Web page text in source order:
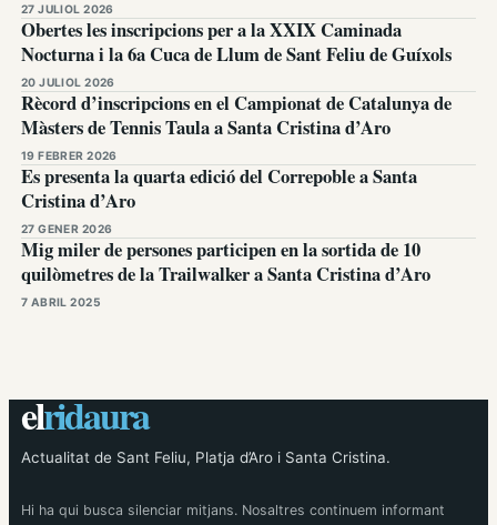
27 JULIOL 2026
Obertes les inscripcions per a la XXIX Caminada
Nocturna i la 6a Cuca de Llum de Sant Feliu de Guíxols
20 JULIOL 2026
Rècord d’inscripcions en el Campionat de Catalunya de
Màsters de Tennis Taula a Santa Cristina d’Aro
19 FEBRER 2026
Es presenta la quarta edició del Correpoble a Santa
Cristina d’Aro
27 GENER 2026
Mig miler de persones participen en la sortida de 10
quilòmetres de la Trailwalker a Santa Cristina d’Aro
7 ABRIL 2025
elridaura
Actualitat de Sant Feliu, Platja d’Aro i Santa Cristina.
Hi ha qui busca silenciar mitjans. Nosaltres continuem informant